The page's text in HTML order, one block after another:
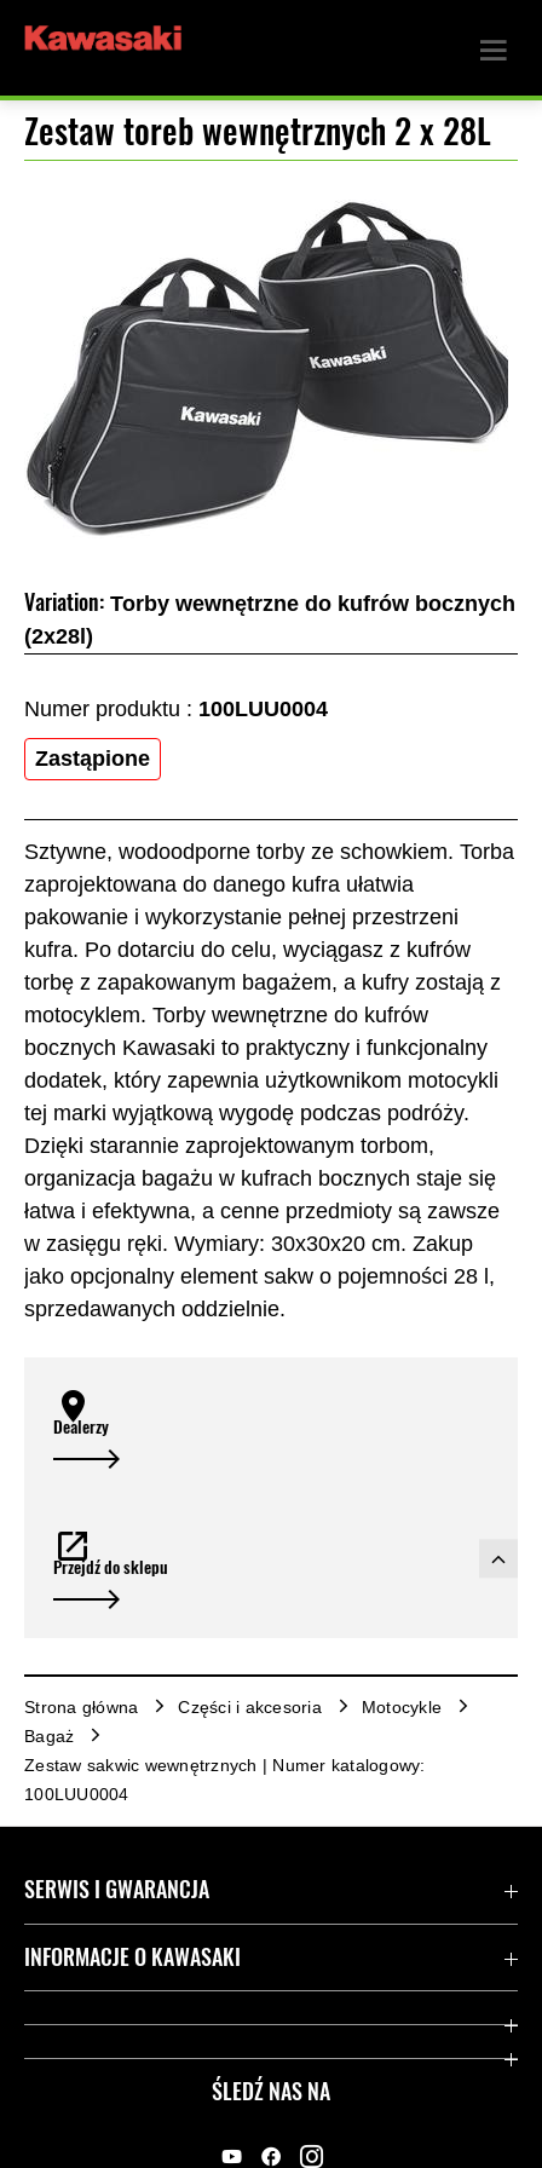
Zestaw toreb wewnętrznych 2 x 28L
Sztywne, wodoodporne torby ze schowkiem. Torba
zaprojektowana do danego kufra ułatwia
pakowanie i wykorzystanie pełnej przestrzeni
kufra. Po dotarciu do celu, wyciągasz z kufrów
torbę z zapakowanym bagażem, a kufry zostają z
motocyklem. Torby wewnętrzne do kufrów
bocznych Kawasaki to praktyczny i funkcjonalny
dodatek, który zapewnia użytkownikom motocykli
tej marki wyjątkową wygodę podczas podróży.
Dzięki starannie zaprojektowanym torbom,
organizacja bagażu w kufrach bocznych staje się
łatwa i efektywna, a cenne przedmioty są zawsze
w zasięgu ręki. Wymiary: 30x30x20 cm. Zakup
jako opcjonalny element sakw o pojemności 28 l,
sprzedawanych oddzielnie.
Variation: Torby wewnętrzne do kufrów bocznych
(2x28l)
Numer produktu : 100LUU0004
Zastąpione
Dealerzy
Przejdź do sklepu
Strona główna Części i akcesoria
Motocykle
Bagaż
Zestaw sakwic wewnętrznych | Numer katalogowy:
100LUU0004
ŚLEDŹ NAS NA
SERWIS I GWARANCJA
Kontakt
Przydatne strony
INFORMACJE O KAWASAKI
Dziedzictwo Kawasaki